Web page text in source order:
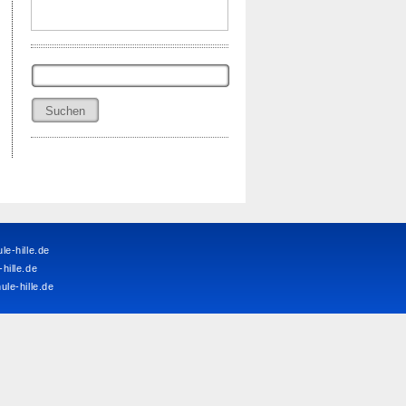
Suchen
hille.de
hille.de
hille.de